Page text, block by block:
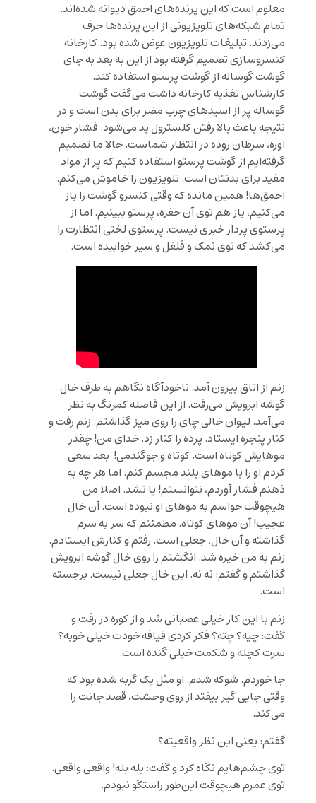
معلوم است که این پرنده‌های احمق دیوانه شده‌اند.
تمام شبکه‌های تلویزیونی از این پرنده‌ها حرف
می‌زدند. تبلیغات تلویزیون عوض شده بود. کارخانه
کنسروسازی تصمیم گرفته بود از این به بعد به جای
گوشت گوساله از گوشت پرستو استفاده کند.
کارشناس تغذیه کارخانه داشت می‌گفت گوشت
گوساله پر از اسیدهای چرب مضر برای بدن است و در
نتیجه باعث بالا رفتن کلسترول بد می‌شود. فشار خون،
اوره، سرطان روده در انتظار شماست. حالا ما تصمیم
گرفته‌ایم از گوشت پرستو استفاده کنیم که پر از مواد
مفید برای بدنتان است. تلویزیون را خاموش می‌کنم.
احمق‌ها! همین مانده که وقتی کنسرو گوشت را باز
می‌کنیم، باز هم توی آن حفره، پرستو ببینیم. اما از
پرستوی پردار خبری نیست. پرستوی لختی انتظارت را
می‌کشد که توی نمک و فلفل و سیر خوابیده است.
زنم از اتاق بیرون آمد. ناخودآگاه نگاهم به طرف خال
گوشه ابرویش می‌رفت. از این فاصله کمرنگ به نظر
می‌آمد. لیوان خالی چای را روی میز گذاشتم. زنم رفت و
کنار پنجره ایستاد. پرده را کنار زد. خدای من! چقدر
موهایش کوتاه است. کوتاه و جوگندمی! بعد سعی
کردم او را با موهای بلند مجسم کنم. اما هر چه به
ذهنم فشار آوردم، نتوانستم! یا نشد. اصلا من
هیچوقت حواسم به موهای او نبوده است. آن خال
عجیب! آن موهای کوتاه. مطمئنم که سر به سرم
گذاشته و آن خال، جعلی است. رفتم و کنارش ایستادم.
زنم به من خیره شد. انگشتم را روی خال گوشه ابرویش
گذاشتم و گفتم: نه نه. این خال جعلی نیست. برجسته
است.
زنم با این کار خیلی عصبانی شد و از کوره در رفت و
گفت: چیه؟ چته؟ فکر کردی قیافه خودت خیلی خوبه؟
سرت کچله و شکمت خیلی گنده است.
جا خوردم. شوکه شدم. او مثل یک گربه شده بود که
وقتی جایی گیر بیفتد از روی وحشت، قصد جانت را
می‌کند.
گفتم: یعنی این نظر واقعیته؟
توی چشم‌هایم نگاه کرد و گفت: بله بله! واقعی واقعی.
توی عمرم هیچوقت این‌طور راستگو نبودم.